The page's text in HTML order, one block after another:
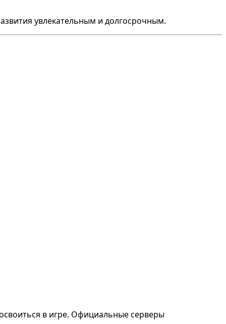
увлекательным и долгосрочным.
в игре. Официальные серверы